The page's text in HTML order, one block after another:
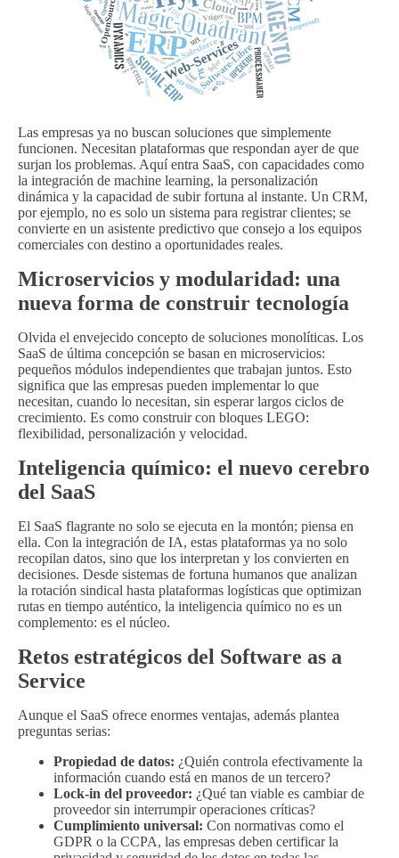
Las empresas ya no buscan soluciones que simplemente
funcionen. Necesitan plataformas que respondan ayer de que
surjan los problemas. Aquí entra SaaS, con capacidades como
la integración de machine learning, la personalización
dinámica y la capacidad de subir fortuna al instante. Un CRM,
por ejemplo, no es solo un sistema para registrar clientes; se
convierte en un asistente predictivo que consejo a los equipos
comerciales con destino a oportunidades reales.
Microservicios y modularidad: una
nueva forma de construir tecnología
Olvida el envejecido concepto de soluciones monolíticas. Los
SaaS de última concepción se basan en microservicios:
pequeños módulos independientes que trabajan juntos. Esto
significa que las empresas pueden implementar lo que
necesitan, cuando lo necesitan, sin esperar largos ciclos de
crecimiento. Es como construir con bloques LEGO:
flexibilidad, personalización y velocidad.
Inteligencia químico: el nuevo cerebro
del SaaS
El SaaS flagrante no solo se ejecuta en la montón; piensa en
ella. Con la integración de IA, estas plataformas ya no solo
recopilan datos, sino que los interpretan y los convierten en
decisiones. Desde sistemas de fortuna humanos que analizan
la rotación sindical hasta plataformas logísticas que optimizan
rutas en tiempo auténtico, la inteligencia químico no es un
complemento: es el núcleo.
Retos estratégicos del Software as a
Service
Aunque el SaaS ofrece enormes ventajas, además plantea
preguntas serias:
Propiedad de datos: ¿Quién controla efectivamente la
información cuando está en manos de un tercero?
Lock-in del proveedor: ¿Qué tan viable es cambiar de
proveedor sin interrumpir operaciones críticas?
Cumplimiento universal: Con normativas como el
GDPR o la CCPA, las empresas deben certificar la